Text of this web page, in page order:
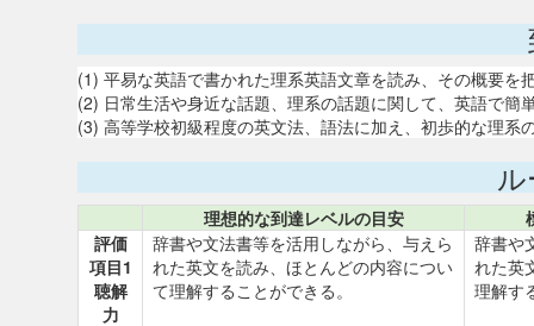
(1) 平易な英語で書かれた理系英語文章を読み、その概要を
(2) 日常生活や身近な話題、理系の話題に関して、英語で簡
(3) 高等学校初級程度の英文法、語法に加え、初歩的な理系
理想的な到達レベルの目安
評価
項目1
聴解
力
辞書や文法書等を活用しながら、与えら
れた英文を読み、ほとんどの内容につい
て理解することができる。
辞書や
れた英
理解す